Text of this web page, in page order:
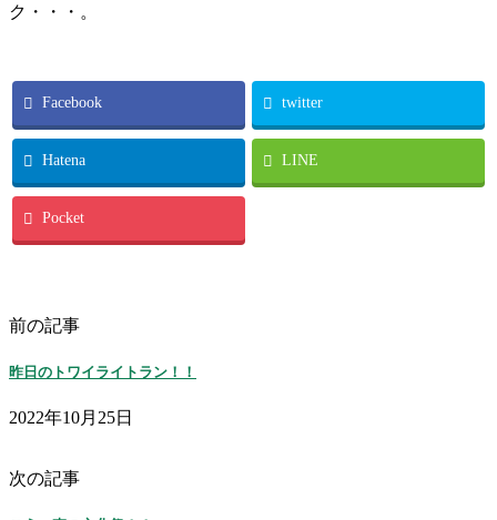
ク・・・。
Facebook twitter
Hatena LINE
Pocket
前の記事
昨日のトワイライトラン！！
2022年10月25日
次の記事